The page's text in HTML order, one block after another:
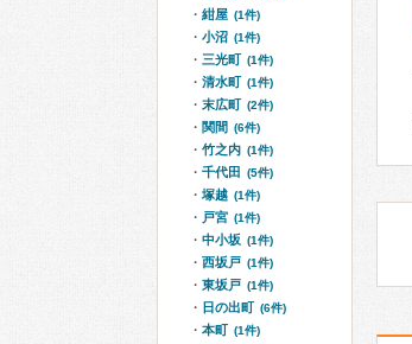
紺屋 (1件)
小沼 (1件)
三光町 (1件)
清水町 (1件)
末広町 (2件)
関間 (6件)
竹之内 (1件)
千代田 (5件)
塚越 (1件)
戸宮 (1件)
中小坂 (1件)
西坂戸 (1件)
東坂戸 (1件)
日の出町 (6件)
本町 (1件)